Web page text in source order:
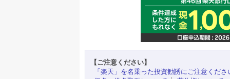
【ご注意ください】
「楽天」を名乗った投資勧誘にご注意くださ